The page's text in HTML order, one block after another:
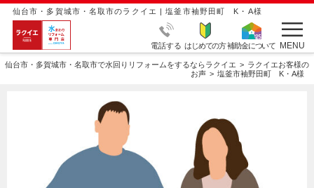
仙台市・多賀城市・名取市のラクイエ | 塩釜市袖野田町 K・A様
電話する はじめての方補助金について MENU
仙台市・多賀城市・名取市で水回りリフォームをするならラクイエ
ラクイエお客様の
お声
塩釜市袖野田町 K・A様